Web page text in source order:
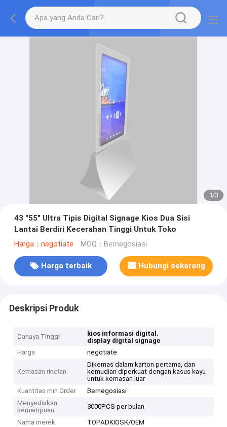
1/3
43 "55" Ultra Tipis Digital Signage Kios Dua Sisi
Lantai Berdiri Kecerahan Tinggi Untuk Toko
Harga：negotiate MOQ：Bernegosiasi
Harga terbaik Hubungi sekarang
Deskripsi Produk
Cahaya Tinggi kios informasi digital,
display digital signage
Harga
negotiate
Kemasan rincian
Dikemas dalam karton pertama, dan
kemudian diperkuat dengan kasus kayu
untuk kemasan luar
Kuantitas min Order
Bernegosiasi
Menyediakan
kemampuan
3000PCS per bulan
Nama merek TOPADKIOSK/OEM